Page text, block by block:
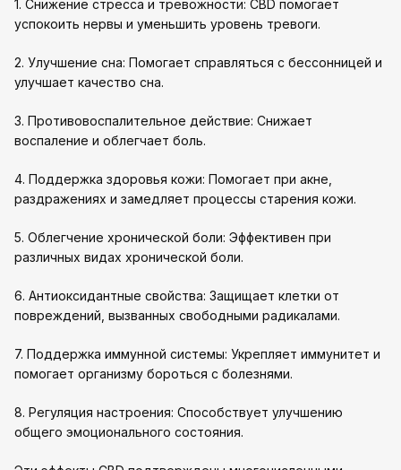
1. Снижение стресса и тревожности: CBD помогает
успокоить нервы и уменьшить уровень тревоги.
2. Улучшение сна: Помогает справляться с бессонницей и
улучшает качество сна.
3. Противовоспалительное действие: Снижает
воспаление и облегчает боль.
4. Поддержка здоровья кожи: Помогает при акне,
раздражениях и замедляет процессы старения кожи.
5. Облегчение хронической боли: Эффективен при
различных видах хронической боли.
6. Антиоксидантные свойства: Защищает клетки от
повреждений, вызванных свободными радикалами.
7. Поддержка иммунной системы: Укрепляет иммунитет и
помогает организму бороться с болезнями.
8. Регуляция настроения: Способствует улучшению
общего эмоционального состояния.